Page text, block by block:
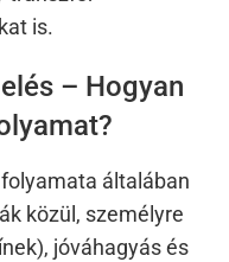
is.
– Hogyan
általában
közül, személyre
jóváhagyás és